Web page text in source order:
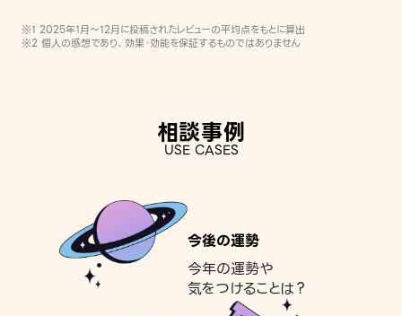
※1 2025年1月〜12月に投稿されたレビューの平均点をもとに算出
※2 個人の感想であり、効果・効能を保証するものではありません
相談事例
USE CASES
今後の運勢
今年の運勢や
気をつけることは？